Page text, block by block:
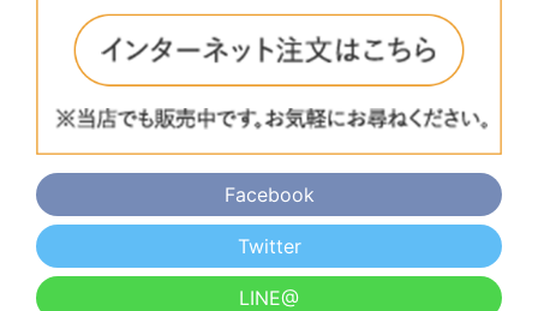
Facebook
Twitter
LINE@